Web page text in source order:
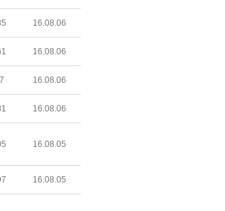
16.08.06
16.08.06
16.08.06
16.08.06
16.08.05
16.08.05